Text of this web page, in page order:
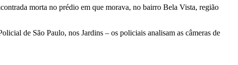
morta no prédio em que morava, no bairro Bela Vista, região
de São Paulo, nos Jardins – os policiais analisam as câmeras de